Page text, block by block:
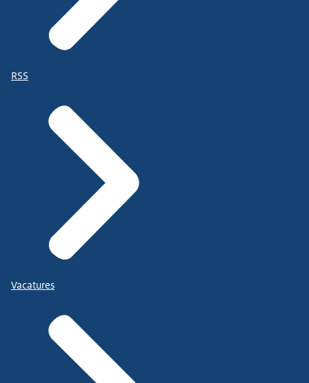
RSS
Vacatures